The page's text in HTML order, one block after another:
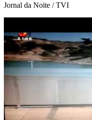
Jornal da Noite / TVI